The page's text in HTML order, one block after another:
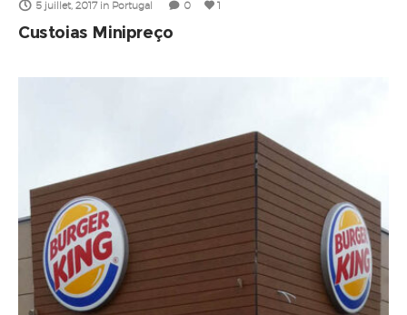
5 juillet, 2017 in Portugal 0 1
Custoias Minipreço